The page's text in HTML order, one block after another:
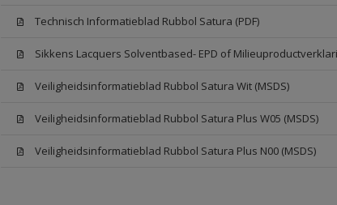
Technisch Informatieblad Rubbol Satura (PDF)
Sikkens Lacquers Solventbased- EPD of
Veiligheidsinformatieblad Rubbol Satura Wit (MSDS)
Veiligheidsinformatieblad Rubbol Satura Plus W05 (MSDS)
Veiligheidsinformatieblad Rubbol Satura Plus N00 (MSDS)